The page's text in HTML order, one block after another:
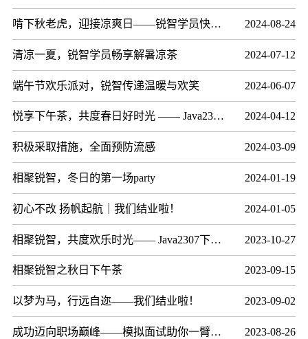
啃下秋老虎，迎接凉爽日——锐智学员快乐学习，开心吃瓜 2024-08-24
清凉一夏，锐智学员畅享解暑凉茶 2024-07-12
端午节欢乐派对，锐智传递温暖与欢笑 2024-06-07
悦享下午茶，共度春日好时光 —— Java2312下午茶活动圆满结束 2024-04-12
积极采取措施，全面预防流感 2024-03-09
相聚锐智，冬日的第一场party 2024-01-19
初心不改 扬帆起航｜我们结业啦！ 2024-01-05
相聚锐智，共度欢乐时光—— Java2307下午茶活动圆满结 2023-10-27
相聚锐智之秋日下午茶 2023-09-15
以梦为马，行远自迩——我们结业啦！ 2023-09-02
成功迈向职场巅峰——模拟面试助你一臂之力 2023-08-26